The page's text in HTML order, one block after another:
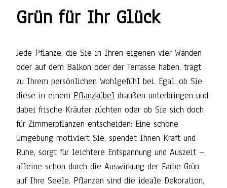
Grün für Ihr Glück
Jede Pflanze, die Sie in Ihren eigenen vier Wänden
oder auf dem Balkon oder der Terrasse haben, trägt
zu Ihrem persönlichen Wohlgefühl bei. Egal, ob Sie
diese in einem Pflanzkübel draußen unterbringen und
dabei frische Kräuter züchten oder ob Sie sich doch
für Zimmerpflanzen entscheiden: Eine schöne
Umgebung motiviert Sie, spendet Ihnen Kraft und
Ruhe, sorgt für leichtere Entspannung und Auszeit –
alleine schon durch die Auswirkung der Farbe Grün
auf Ihre Seele. Pflanzen sind die ideale Dekoration,